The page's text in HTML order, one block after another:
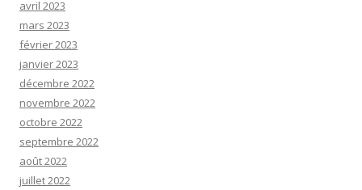
avril 2023
mars 2023
février 2023
janvier 2023
décembre 2022
novembre 2022
octobre 2022
septembre 2022
août 2022
juillet 2022